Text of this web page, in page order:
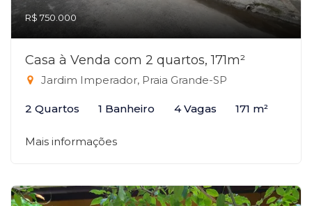
R$ 750.000
Casa à Venda com 2 quartos, 171m²
Jardim Imperador, Praia Grande-SP
2 Quartos 1 Banheiro 4 Vagas 171 m²
Mais informações